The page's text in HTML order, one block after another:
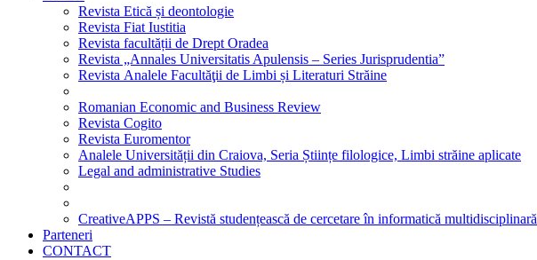
Revista Etică și deontologie
Revista Fiat Iustitia
Revista facultății de Drept Oradea
Revista „Annales Universitatis Apulensis – Series Jurisprudentia”
Revista Analele Facultăţii de Limbi și Literaturi Străine
Romanian Economic and Business Review
Revista Cogito
Revista Euromentor
Analele Universității din Craiova, Seria Științe filologice, Limbi străine aplicate
Legal and administrative Studies
CreativeAPPS – Revistă studențească de cercetare în informatică multidisciplinară
Parteneri
CONTACT